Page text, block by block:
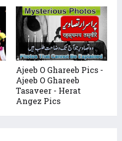
Ajeeb O Ghareeb Pics -
Ajeeb O Ghareeb
Tasaveer - Herat
Angez Pics